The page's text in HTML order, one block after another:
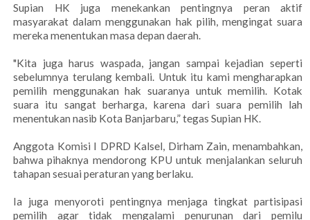
Supian HK juga menekankan pentingnya peran aktif
masyarakat dalam menggunakan hak pilih, mengingat suara
mereka menentukan masa depan daerah.
"Kita juga harus waspada, jangan sampai kejadian seperti
sebelumnya terulang kembali. Untuk itu kami mengharapkan
pemilih menggunakan hak suaranya untuk memilih. Kotak
suara itu sangat berharga, karena dari suara pemilih lah
menentukan nasib Kota Banjarbaru,” tegas Supian HK.
Anggota Komisi I DPRD Kalsel, Dirham Zain, menambahkan,
bahwa pihaknya mendorong KPU untuk menjalankan seluruh
tahapan sesuai peraturan yang berlaku.
Ia juga menyoroti pentingnya menjaga tingkat partisipasi
pemilih agar tidak mengalami penurunan dari pemilu